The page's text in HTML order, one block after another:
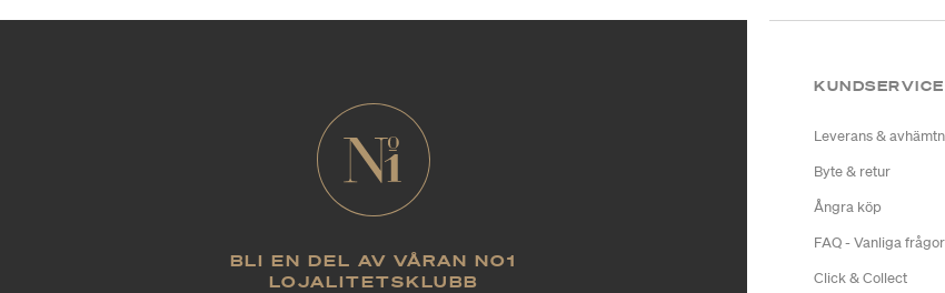
BLI EN DEL AV VÅRAN NO1
LOJALITETSKLUBB
KUNDSERVICE
Leverans &
Byte & retur
Ångra köp
FAQ - Vanliga frågor
Click & Collect